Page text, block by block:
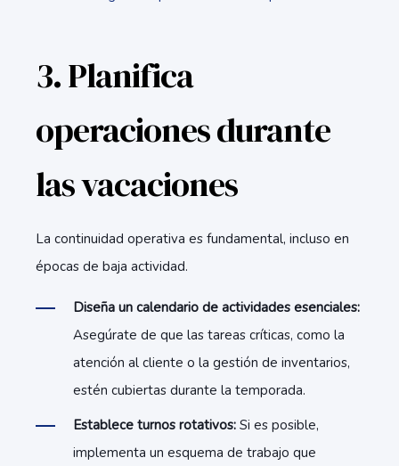
3. Planifica
operaciones durante
las vacaciones
La continuidad operativa es fundamental, incluso en
épocas de baja actividad.
Diseña un calendario de actividades esenciales:
Asegúrate de que las tareas críticas, como la
atención al cliente o la gestión de inventarios,
estén cubiertas durante la temporada.
Establece turnos rotativos: Si es posible,
implementa un esquema de trabajo que